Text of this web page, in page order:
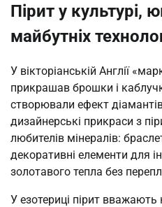
Пірит у культурі,
майбутніх
У вікторіанській Англії
прикрашав брошки і
створювали ефект
дизайнерські прикраси з
любителів мінералів:
декоративні елементи для
золотавого тепла без
У езотериці пірит